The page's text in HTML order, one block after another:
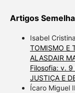
Artigos
Isabel
TOMISMO E
ALASDAIR
Filosofia: v. 9
JUSTIÇA E
Ícaro Miguel